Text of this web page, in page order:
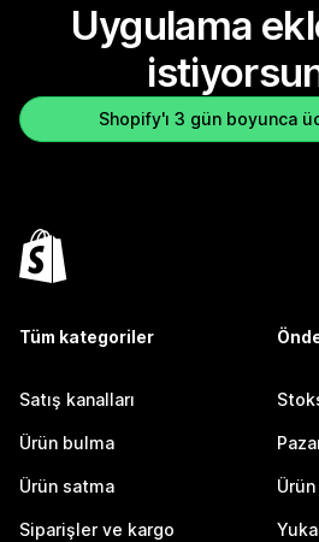
Uygulama
Shopify'ı 3 gün boyunca
Tüm kategoriler
Satış kanalları
Ürün bulma
Ürün satma
Siparişler ve kargo